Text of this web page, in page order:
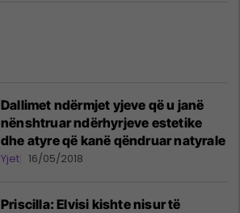
Dallimet ndërmjet yjeve që u janë
nënshtruar ndërhyrjeve estetike
dhe atyre që kanë qëndruar natyrale
Yjet 16/05/2018
Priscilla: Elvisi kishte nisur të